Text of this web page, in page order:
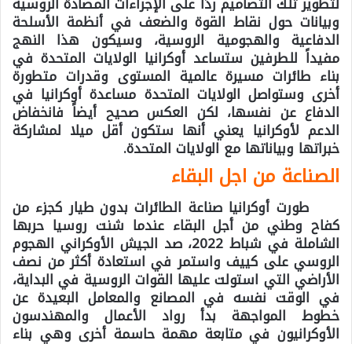
وبيانات حول نقاط القوة والضعف في أنظمة الأسلحة
الدفاعية والهجومية الروسية، وسيكون هذا النهج
مفيداً للطرفين ستساعد أوكرانيا الولايات المتحدة في
بناء طائرات مسيرة عالمية المستوى وقدرات متطورة
أخرى وستواصل الولايات المتحدة مساعدة أوكرانيا في
الدفاع عن نفسها، لكن العكس صحيح أيضاً فانخفاض
الدعم لأوكرانيا يعني أنها ستكون أقل ميلا لمشاركة
خبراتها وبياناتها مع الولايات المتحدة.
الصناعة من اجل البقاء
طورت أوكرانيا صناعة الطائرات بدون طيار كجزء من
كفاح وطني من أجل البقاء عندما شنت روسيا حربها
الشاملة في شباط 2022، صد الجيش الأوكراني الهجوم
الروسي على كييف واستمر في استعادة أكثر من نصف
الأراضي التي استولت عليها القوات الروسية في البداية،
في الوقت نفسه في المصانع والمعامل البعيدة عن
خطوط المواجهة بدأ رواد الأعمال والمهندسون
الأوكرانيون في متابعة مهمة حاسمة أخرى وهي بناء